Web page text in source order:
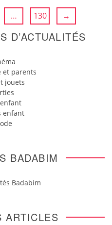
… 130 →
D’ACTUALITÉS
et parents
jouets
enfant
BADABIM
Badabim
ARTICLES